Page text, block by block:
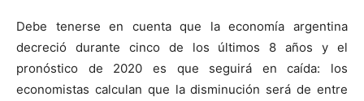
Debe tenerse en cuenta que la economía argentina
decreció durante cinco de los últimos 8 años y el
pronóstico de 2020 es que seguirá en caída: los
economistas calculan que la disminución será de entre